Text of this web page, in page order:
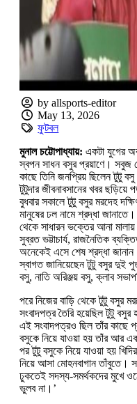
by allsports-editor
May 13, 2026
ফুটবল
মুনাল চট্টোপাধ্যায়:‌ একটা যুগের
স্বপন সাধন বসুর প্রয়াণে। সবুজ
কাছে তিনি জনপ্রিয় ছিলেন টুটু
টুটুদার জীবনাবসানের খবর
বুধবার সকালে টুটু বসুর মরদেহ
মানুষের ঢল নামে শ্রদ্ধা জানাতে।
থেকে সাধারন ভক্তের আনা
সুব্রত ভট্টাচার্য, রাজনৈতিক
অনেকেই এসে শেষ শ্রদ্ধা
স্বাগত জানিয়েছেন টুটু বসুর দুই
বসু, নাতি অরিঞ্জয় বসু, ক্লাব
পরে নিজের বাড়ি থেকে টুটু বসুর
সংবাদপত্র তৈরি হয়েছিল টুটু
এই সংবাদপত্রও ছিল তাঁর কাছে
বসুকে নিয়ে যাওয়া হয় তাঁর আর এক
পর টুটু বসুকে নিয়ে যাওয়া হয়
নিয়ে আসা মোহনবাগান তাঁবুতে।
ঢুকতেই সদস্য-‌সমর্থকদের মুখে
ভুলব না।’‌